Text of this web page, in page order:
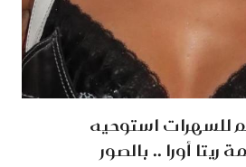
للسهرات استوحيه
ريتا أورا .. بالصور